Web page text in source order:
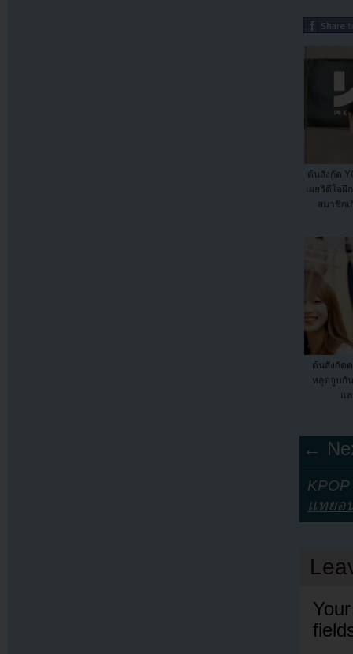
ต้นสังกัด
เผยวิดีโอฝึ
สมาชิกเ
ต้นสังกัด
หลุดจูบกั
แ
←
แทยอ